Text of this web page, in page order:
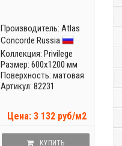
Производитель: Atlas
Concorde Russia
Коллекция: Privilege
Размер: 600x1200 мм
Поверхность: матовая
Артикул: 82231
Цена: 3 132 руб/м2
КУПИТЬ